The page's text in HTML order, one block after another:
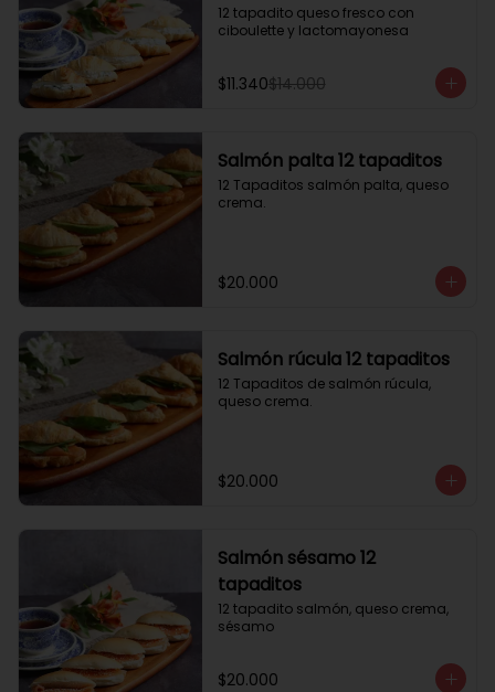
12 tapadito queso fresco con
ciboulette y lactomayonesa
$11.340$14.000
Salmón palta 12 tapaditos
12 Tapaditos salmón palta, queso
crema.
$20.000
Salmón rúcula 12 tapaditos
12 Tapaditos de salmón rúcula,
queso crema.
$20.000
Salmón sésamo 12
tapaditos
12 tapadito salmón, queso crema,
sésamo
$20.000